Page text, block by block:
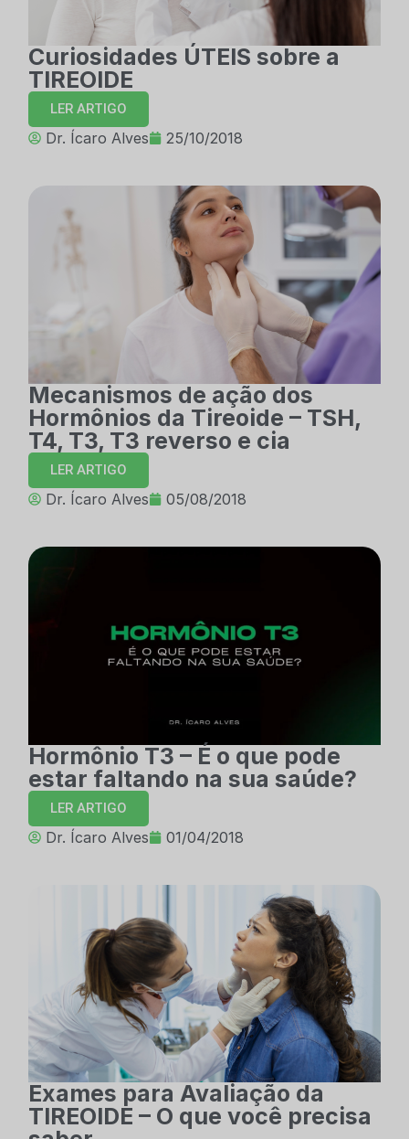
Curiosidades ÚTEIS sobre a
TIREOIDE
LER ARTIGO
Dr. Ícaro Alves 25/10/2018
Mecanismos de ação dos
Hormônios da Tireoide – TSH,
T4, T3, T3 reverso e cia
LER ARTIGO
Dr. Ícaro Alves 05/08/2018
Hormônio T3 – É o que pode
estar faltando na sua saúde?
LER ARTIGO
Dr. Ícaro Alves 01/04/2018
Exames para Avaliação da
TIREOIDE – O que você precisa